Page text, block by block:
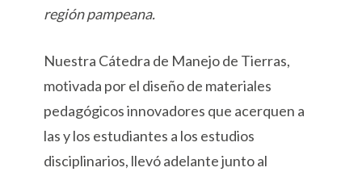
región pampeana.
Nuestra Cátedra de Manejo de Tierras,
motivada por el diseño de materiales
pedagógicos innovadores que acerquen a
las y los estudiantes a los estudios
disciplinarios, llevó adelante junto al